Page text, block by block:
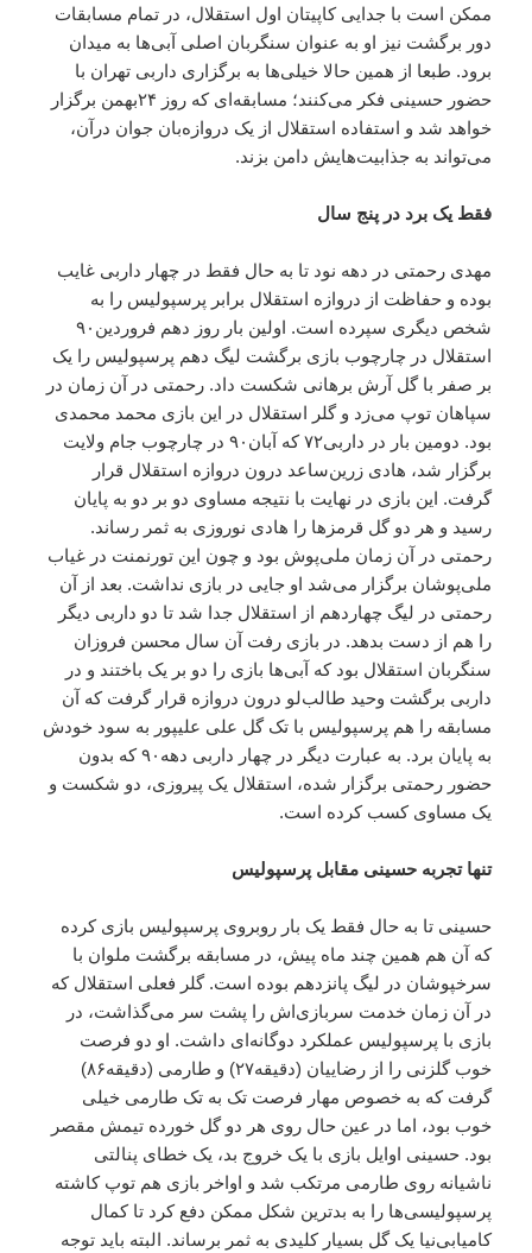
ممکن است با جدایی کاپیتان اول استقلال، در تمام مسابقات
دور برگشت نیز او به عنوان سنگربان اصلی آبی‌ها به میدان
برود. طبعا از همین حالا خیلی‌ها به برگزاری داربی تهران با
حضور حسینی فکر می‌کنند؛ مسابقه‌ای که روز ۲۴بهمن برگزار
خواهد شد و استفاده استقلال از یک دروازه‌بان جوان درآن،
می‌تواند به جذابیت‌هایش دامن بزند.
فقط یک برد در پنج سال
مهدی رحمتی در دهه نود تا به حال فقط در چهار داربی غایب
بوده و حفاظت از دروازه استقلال برابر پرسپولیس را به
شخص دیگری سپرده است. اولین بار روز دهم فروردین۹۰
استقلال در چارچوب بازی برگشت لیگ دهم پرسپولیس را یک
بر صفر با گل آرش برهانی شکست داد. رحمتی در آن زمان در
سپاهان توپ می‌زد و گلر استقلال در این بازی محمد محمدی
بود. دومین بار در داربی۷۲ که آبان۹۰ در چارچوب جام ولایت
برگزار شد، هادی زرین‌ساعد درون دروازه استقلال قرار
گرفت. این بازی در نهایت با نتیجه مساوی دو بر دو به پایان
رسید و هر دو گل قرمزها را هادی نوروزی به ثمر رساند.
رحمتی در آن زمان ملی‌پوش بود و چون این تورنمنت در غیاب
ملی‌پوشان برگزار می‌شد او جایی در بازی نداشت. بعد از آن
رحمتی در لیگ چهاردهم از استقلال جدا شد تا دو داربی دیگر
را هم از دست بدهد. در بازی رفت آن سال محسن فروزان
سنگربان استقلال بود که آبی‌ها بازی را دو بر یک باختند و در
داربی برگشت وحید طالب‌لو درون دروازه قرار گرفت که آن
مسابقه را هم پرسپولیس با تک گل علی علیپور به سود خودش
به پایان برد. به عبارت دیگر در چهار داربی دهه۹۰ که بدون
حضور رحمتی برگزار شده، استقلال یک پیروزی، دو شکست و
یک مساوی کسب کرده است.
تنها تجربه حسینی مقابل پرسپولیس
حسینی تا به حال فقط یک بار روبروی پرسپولیس بازی کرده
که آن هم همین چند ماه پیش، در مسابقه برگشت ملوان با
سرخپوشان در لیگ پانزدهم بوده است. گلر فعلی استقلال که
در آن زمان خدمت سربازی‌اش را پشت سر می‌گذاشت، در
بازی با پرسپولیس عملکرد دوگانه‌ای داشت. او دو فرصت
خوب گلزنی را از رضاییان (دقیقه۲۷) و طارمی (دقیقه۸۶)
گرفت که به خصوص مهار فرصت تک به تک طارمی خیلی
خوب بود، اما در عین حال روی هر دو گل خورده تیمش مقصر
بود. حسینی اوایل بازی با یک خروج بد، یک خطای پنالتی
ناشیانه روی طارمی مرتکب شد و اواخر بازی هم توپ کاشته
پرسپولیسی‌ها را به بدترین شکل ممکن دفع کرد تا کمال
کامیابی‌نیا یک گل بسیار کلیدی به ثمر برساند. البته باید توجه